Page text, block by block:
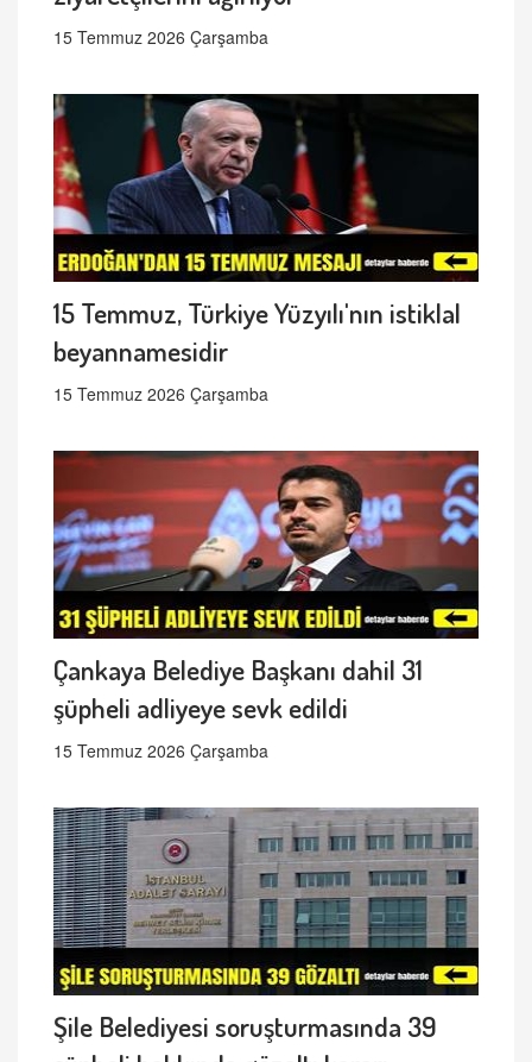
15 Temmuz 2026 Çarşamba
15 Temmuz, Türkiye Yüzyılı'nın istiklal
beyannamesidir
15 Temmuz 2026 Çarşamba
Çankaya Belediye Başkanı dahil 31
şüpheli adliyeye sevk edildi
15 Temmuz 2026 Çarşamba
Şile Belediyesi soruşturmasında 39